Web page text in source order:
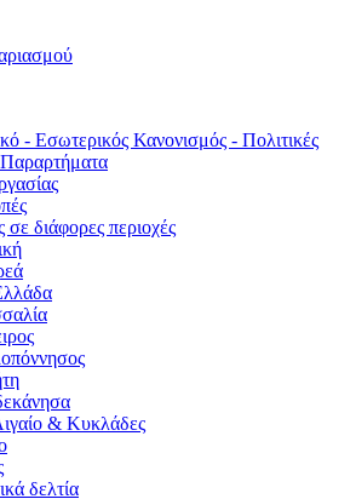
- Εσωτερικός Κανονισμός - Πολιτικές
σε διάφορες περιοχές
& Κυκλάδες
δελτία